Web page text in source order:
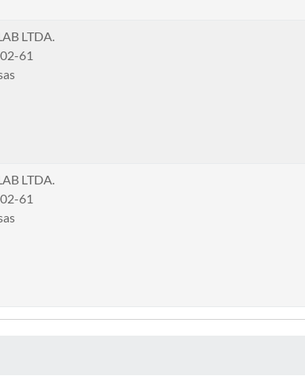
LTDA.
61
LTDA.
61